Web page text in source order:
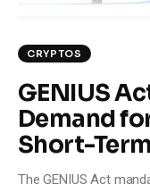
CRYPTOS
GENIUS
Demand
Short-
The GENIUS Act